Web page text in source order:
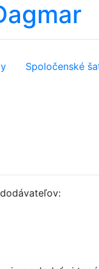
Spoločenské